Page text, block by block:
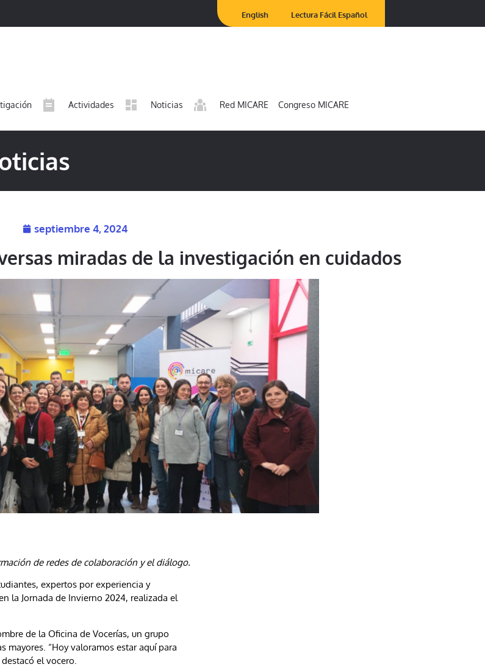
English Lectura Fácil Español
Actividades Noticias Red MICARE Congreso MICARE
septiembre 4, 2024
miradas de la investigación en cuidados
de redes de colaboración y el diálogo.
expertos por experiencia y
la Jornada de Invierno 2024, realizada el
de la Oficina de Vocerías, un grupo
“Hoy valoramos estar aquí para
el vocero.